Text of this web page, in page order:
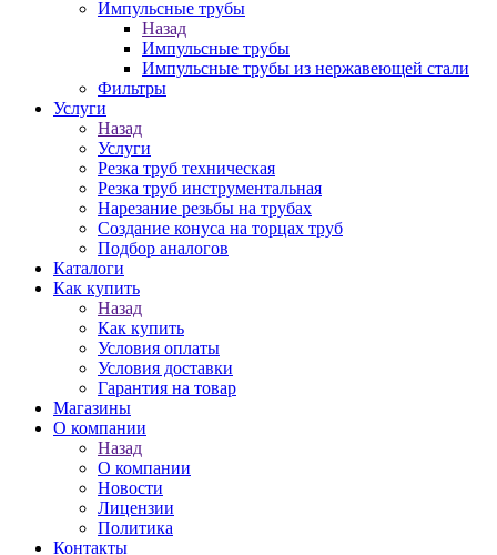
Импульсные трубы
Назад
Импульсные трубы
Импульсные трубы из нержавеющей стали
Фильтры
Услуги
Назад
Услуги
Резка труб техническая
Резка труб инструментальная
Нарезание резьбы на трубах
Создание конуса на торцах труб
Подбор аналогов
Каталоги
Как купить
Назад
Как купить
Условия оплаты
Условия доставки
Гарантия на товар
Магазины
О компании
Назад
О компании
Новости
Лицензии
Политика
Контакты